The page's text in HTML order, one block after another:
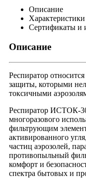
Описание
Характеристики
Сертификаты и
Описание
Респиратор
защиты, которыми
токсичными
Респиратор ИСТОК-
многоразового
фильтрующим
активированного
частиц аэрозолей,
противопыльный
комфорт и
спектра бытовых и